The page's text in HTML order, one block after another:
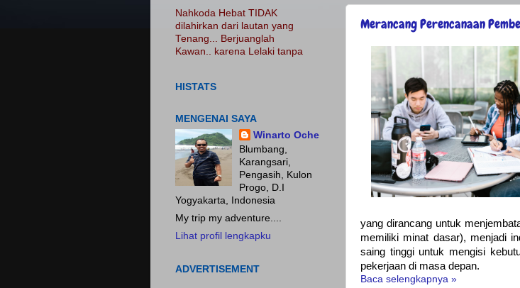
Merancang Perencanaan
yang dirancang untuk
memiliki minat dasar), menjadi
saing tinggi untuk mengisi
pekerjaan di masa depan.
Baca selengkapnya »
dilahirkan dari lautan yang
Tenang... Berjuanglah
Kawan.. karena Lelaki tanpa
luka adalah Lelaki Tanpa
Fokus pada HASIL.......
HISTATS
MENGENAI SAYA
Winarto Oche
Blumbang,
Karangsari,
Pengasih, Kulon
Progo, D.I
Yogyakarta, Indonesia
My trip my adventure....
Lihat profil lengkapku
ADVERTISEMENT